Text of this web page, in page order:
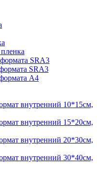
SRА3
SRА3
А4
внутренний 10*15см,
внутренний 15*20см,
внутренний 20*30см,
внутренний 30*40см,